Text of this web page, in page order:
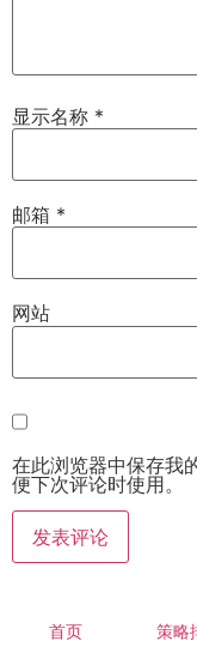
显示名称 *
邮箱 *
网站
在此浏览器中保存我
便下次评论时使用。
首页 策略